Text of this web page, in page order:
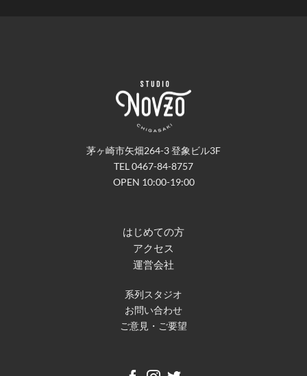
茅ヶ崎市矢畑264-3 登象ビル3F
TEL 0467-84-8757
OPEN 10:00-19:00
はじめての方
アクセス
運営会社
系列スタジオ
お問い合わせ
ご意見・ご要望